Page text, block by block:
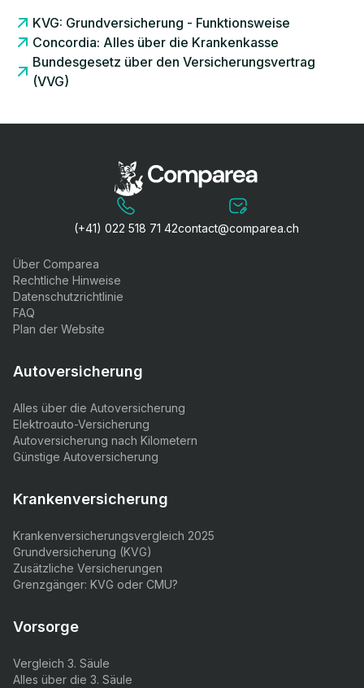
KVG: Grundversicherung - Funktionsweise
Concordia: Alles über die Krankenkasse
Bundesgesetz über den Versicherungsvertrag
(VVG)
(+41) 022 518 71 42contact@comparea.ch
Über Comparea
Rechtliche Hinweise
Datenschutzrichtlinie
FAQ
Plan der Website
Autoversicherung
Alles über die Autoversicherung
Elektroauto-Versicherung
Autoversicherung nach Kilometern
Günstige Autoversicherung
Krankenversicherung
Krankenversicherungsvergleich 2025
Grundversicherung (KVG)
Zusätzliche Versicherungen
Grenzgänger: KVG oder CMU?
Vorsorge
Vergleich 3. Säule
Alles über die 3. Säule